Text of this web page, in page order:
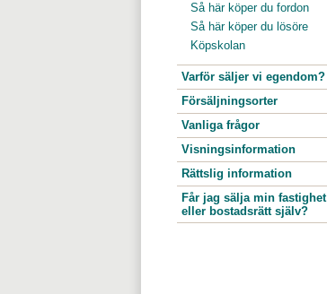
Så här köper du fordon
Så här köper du lösöre
Köpskolan
Varför säljer vi egendom?
Försäljningsorter
Vanliga frågor
Visningsinformation
Rättslig information
Får jag sälja min fastighet
eller bostadsrätt själv?